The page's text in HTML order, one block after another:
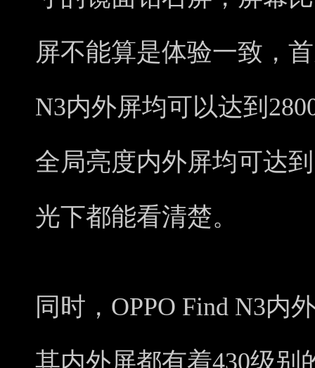
屏不能算是体验一致，
N3内外屏均可以达到
全局亮度内外屏均可达
光下都能看清楚。
同时，OPPO Find N3内
其内外屏都有着430级别